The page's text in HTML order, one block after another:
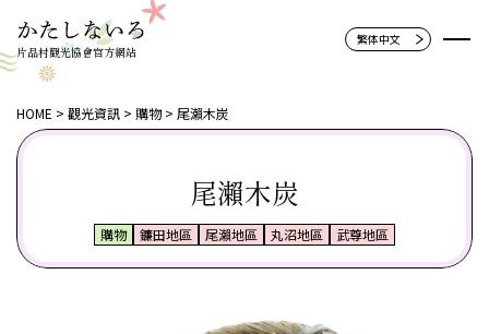
片品村觀光協會官方網站
HOME 觀光資訊 購物 尾瀨木炭
尾瀨木炭
購物 鐮田地區 尾瀨地區 丸沼地區 武尊地區